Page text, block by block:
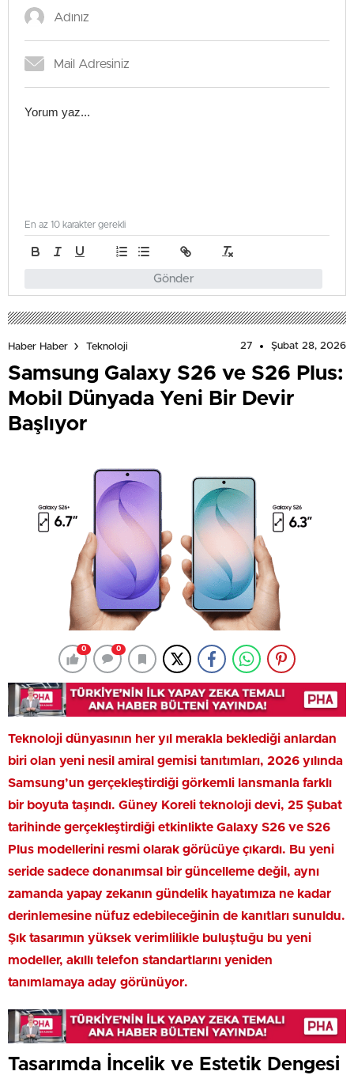
Gönder
En az 10 karakter gerekli
Haber Haber Teknoloji 27 Şubat 28, 2026
Samsung Galaxy S26 ve S26 Plus:
Mobil Dünyada Yeni Bir Devir
Başlıyor
0 0
Teknoloji dünyasının her yıl merakla beklediği anlardan
biri olan yeni nesil amiral gemisi tanıtımları, 2026 yılında
Samsung’un gerçekleştirdiği görkemli lansmanla farklı
bir boyuta taşındı. Güney Koreli teknoloji devi, 25 Şubat
tarihinde gerçekleştirdiği etkinlikte Galaxy S26 ve S26
Plus modellerini resmi olarak görücüye çıkardı. Bu yeni
seride sadece donanımsal bir güncelleme değil, aynı
zamanda yapay zekanın gündelik hayatımıza ne kadar
derinlemesine nüfuz edebileceğinin de kanıtları sunuldu.
Şık tasarımın yüksek verimlilikle buluştuğu bu yeni
modeller, akıllı telefon standartlarını yeniden
tanımlamaya aday görünüyor.
Tasarımda İncelik ve Estetik Dengesi